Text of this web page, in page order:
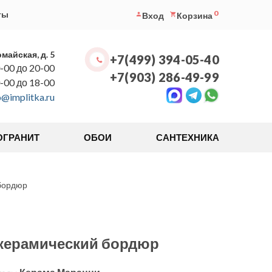
Вход Корзина 0
д. 5
до 20-00
00 до 18-00
+7(499) 394-05-40
+7(903) 286-49-99
ОБОИ САНТЕХНИКА
бордюр